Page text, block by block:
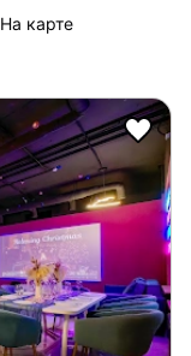
На карте